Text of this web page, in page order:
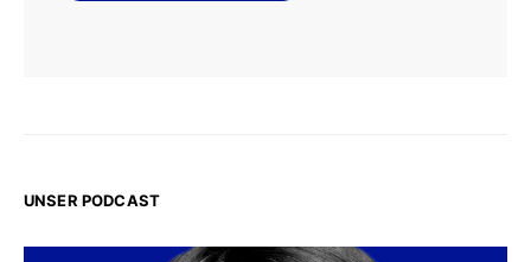
UNSER PODCAST